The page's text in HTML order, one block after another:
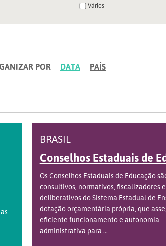
Vários
POR DATA PAÍS
BRASIL
Conselhos Estaduais de
Os Conselhos Estaduais de Educação
consultivos, normativos, fiscalizadores e
deliberativos do Sistema Estadual de
dotação orçamentária própria, que
eficiente funcionamento e autonomia
administrativa para ...